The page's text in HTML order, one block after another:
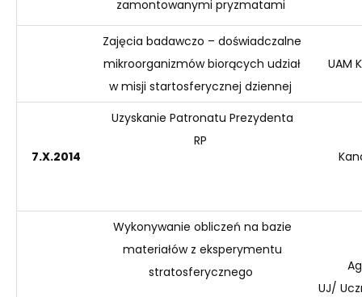
zamontowanymi pryzmatami
Zajęcia badawczo – doświadczalne
mikroorganizmów biorących udział
w misji startosferycznej dziennej
UAM
7.X.2014
Uzyskanie Patronatu Prezydenta
RP
Wykonywanie obliczeń na bazie
materiałów z eksperymentu
stratosferycznego
UJ/